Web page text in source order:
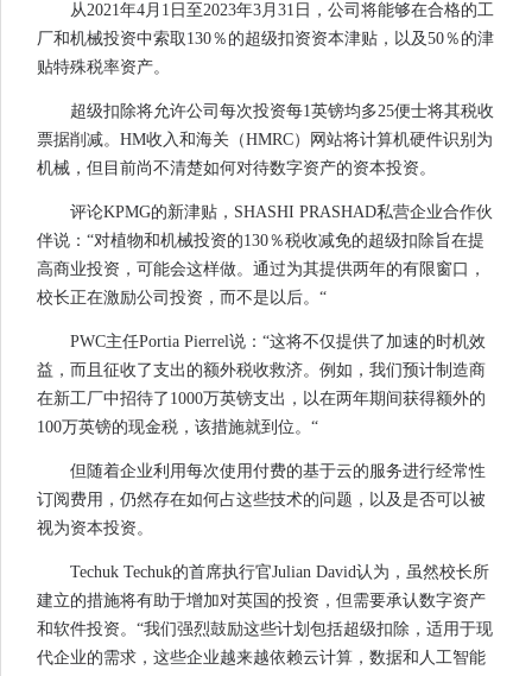
从2021年4月1日至2023年3月31日，公司将能够在合格的工
厂和机械投资中索取130％的超级扣资资本津贴，以及50％的津
贴特殊税率资产。
超级扣除将允许公司每次投资每1英镑均多25便士将其税收
票据削减。HM收入和海关（HMRC）网站将计算机硬件识别为
机械，但目前尚不清楚如何对待数字资产的资本投资。
评论KPMG的新津贴，SHASHI PRASHAD私营企业合作伙
伴说：“对植物和机械投资的130％税收减免的超级扣除旨在提
高商业投资，可能会这样做。通过为其提供两年的有限窗口，
校长正在激励公司投资，而不是以后。“
PWC主任Portia Pierrel说：“这将不仅提供了加速的时机效
益，而且征收了支出的额外税收救济。例如，我们预计制造商
在新工厂中招待了1000万英镑支出，以在两年期间获得额外的
100万英镑的现金税，该措施就到位。“
但随着企业利用每次使用付费的基于云的服务进行经常性
订阅费用，仍然存在如何占这些技术的问题，以及是否可以被
视为资本投资。
Techuk Techuk的首席执行官Julian David认为，虽然校长所
建立的措施将有助于增加对英国的投资，但需要承认数字资产
和软件投资。“我们强烈鼓励这些计划包括超级扣除，适用于现
代企业的需求，这些企业越来越依赖云计算，数据和人工智能